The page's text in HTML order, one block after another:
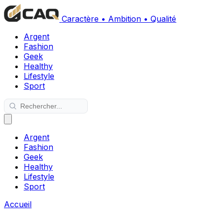
Caractère • Ambition • Qualité
Argent
Fashion
Geek
Healthy
Lifestyle
Sport
Argent
Fashion
Geek
Healthy
Lifestyle
Sport
Accueil